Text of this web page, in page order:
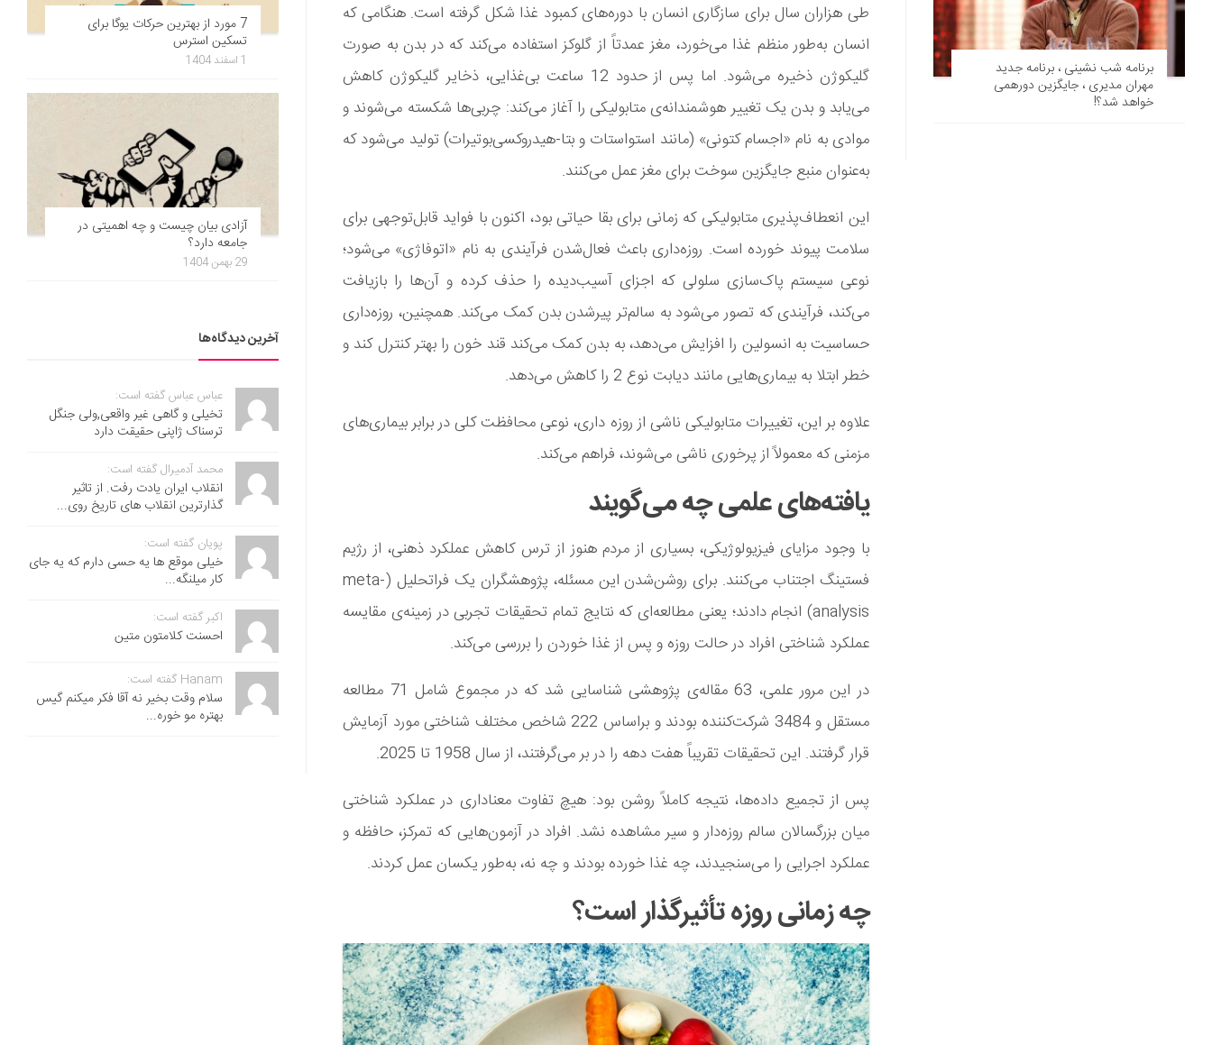
طی هزاران سال برای سازگاری انسان با دوره‌های کمبود غذا شکل گرفته است. هنگامی که
انسان به‌طور منظم غذا می‌خورد، مغز عمدتاً از گلوکز استفاده می‌کند که در بدن به صورت
گلیکوژن ذخیره می‌شود. اما پس از حدود 12 ساعت بی‌غذایی، ذخایر گلیکوژن کاهش
می‌یابد و بدن یک تغییر هوشمندانه‌ی متابولیکی را آغاز می‌کند: چربی‌ها شکسته می‌شوند و
موادی به نام «اجسام کتونی» (مانند استواستات و بتا-هیدروکسی‌بوتیرات) تولید می‌شود که
به‌عنوان منبع جایگزین سوخت برای مغز عمل می‌کنند.
این انعطاف‌پذیری متابولیکی که زمانی برای بقا حیاتی بود، اکنون با فواید قابل‌توجهی برای
سلامت پیوند خورده است. روزه‌داری باعث فعال‌شدن فرآیندی به نام «اتوفاژی» می‌شود؛
نوعی سیستم پاک‌سازی سلولی که اجزای آسیب‌دیده را حذف کرده و آن‌ها را بازیافت
می‌کند، فرآیندی که تصور می‌شود به سالم‌تر پیرشدن بدن کمک می‌کند. همچنین، روزه‌داری
حساسیت به انسولین را افزایش می‌دهد، به بدن کمک می‌کند قند خون را بهتر کنترل کند و
خطر ابتلا به بیماری‌هایی مانند دیابت نوع 2 را کاهش می‌دهد.
علاوه بر این، تغییرات متابولیکی ناشی از روزه‌ داری، نوعی محافظت کلی در برابر بیماری‌های
مزمنی که معمولاً از پرخوری ناشی می‌شوند، فراهم می‌کند.
یافته‌های علمی چه می‌گویند
با وجود مزایای فیزیولوژیکی، بسیاری از مردم هنوز از ترس کاهش عملکرد ذهنی، از رژیم
فستینگ اجتناب می‌کنند. برای روشن‌شدن این مسئله، پژوهشگران یک فراتحلیل (meta-
analysis) انجام دادند؛ یعنی مطالعه‌ای که نتایج تمام تحقیقات تجربی در زمینه‌ی مقایسه
عملکرد شناختی افراد در حالت روزه و پس از غذا خوردن را بررسی می‌کند.
در این مرور علمی، 63 مقاله‌ی پژوهشی شناسایی شد که در مجموع شامل 71 مطالعه‌
مستقل و 3484 شرکت‌کننده بودند و براساس 222 شاخص مختلف شناختی مورد آزمایش
قرار گرفتند. این تحقیقات تقریباً هفت دهه را در بر می‌گرفتند، از سال 1958 تا 2025.
پس از تجمیع داده‌ها، نتیجه کاملاً روشن بود: هیچ تفاوت معناداری در عملکرد شناختی
میان بزرگسالان سالم روزه‌دار و سیر مشاهده نشد. افراد در آزمون‌هایی که تمرکز، حافظه و
عملکرد اجرایی را می‌سنجیدند، چه غذا خورده بودند و چه نه، به‌طور یکسان عمل کردند.
چه زمانی روزه تأثیرگذار است؟
برنامه شب نشینی ، برنامه جدید
مهران مدیری ، جایگزین دورهمی
خواهد شد؟!
7 مورد از بهترین حرکات یوگا برای
تسکین استرس
1 اسفند 1404
آزادی بیان چیست و چه اهمیتی در
جامعه دارد؟
29 بهمن 1404
آخرین دیدگاه‌ها
عباس عباس گفته است:
تخیلی و گاهی غیر واقعی,ولی جنگل
ترسناک ژاپنی حقیقت دارد
محمد آدمیرال گفته است:
انقلاب ایران یادت رفت. از تاثیر
گذارترین انقلاب های تاریخ روی...
پویان گفته است:
خیلی موقع ها یه حسی دارم که یه جای
کار میلنگه...
اکبر گفته است:
احسنت ‌کلامتون متین
Hanam گفته است:
سلام وقت بخیر نه آقا فکر میکنم گیس
بهتره مو خوره...